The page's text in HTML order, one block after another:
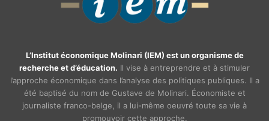
L’Institut économique Molinari (IEM) est un organisme de
recherche et d’éducation. Il vise à entreprendre et à stimuler
l’approche économique dans l’analyse des politiques publiques. Il a
été baptisé du nom de Gustave de Molinari. Économiste et
journaliste franco-belge, il a lui-même oeuvré toute sa vie à
promouvoir cette approche.